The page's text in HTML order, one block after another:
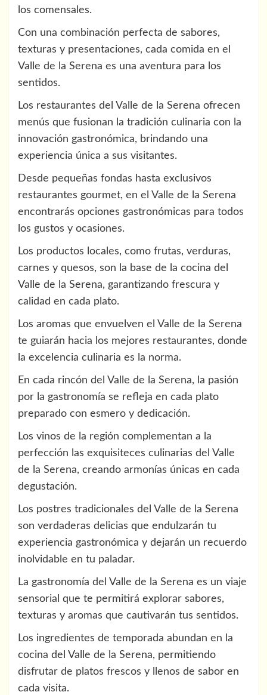
los comensales.
Con una combinación perfecta de sabores,
texturas y presentaciones, cada comida en el
Valle de la Serena es una aventura para los
sentidos.
Los restaurantes del Valle de la Serena ofrecen
menús que fusionan la tradición culinaria con la
innovación gastronómica, brindando una
experiencia única a sus visitantes.
Desde pequeñas fondas hasta exclusivos
restaurantes gourmet, en el Valle de la Serena
encontrarás opciones gastronómicas para todos
los gustos y ocasiones.
Los productos locales, como frutas, verduras,
carnes y quesos, son la base de la cocina del
Valle de la Serena, garantizando frescura y
calidad en cada plato.
Los aromas que envuelven el Valle de la Serena
te guiarán hacia los mejores restaurantes, donde
la excelencia culinaria es la norma.
En cada rincón del Valle de la Serena, la pasión
por la gastronomía se refleja en cada plato
preparado con esmero y dedicación.
Los vinos de la región complementan a la
perfección las exquisiteces culinarias del Valle
de la Serena, creando armonías únicas en cada
degustación.
Los postres tradicionales del Valle de la Serena
son verdaderas delicias que endulzarán tu
experiencia gastronómica y dejarán un recuerdo
inolvidable en tu paladar.
La gastronomía del Valle de la Serena es un viaje
sensorial que te permitirá explorar sabores,
texturas y aromas que cautivarán tus sentidos.
Los ingredientes de temporada abundan en la
cocina del Valle de la Serena, permitiendo
disfrutar de platos frescos y llenos de sabor en
cada visita.